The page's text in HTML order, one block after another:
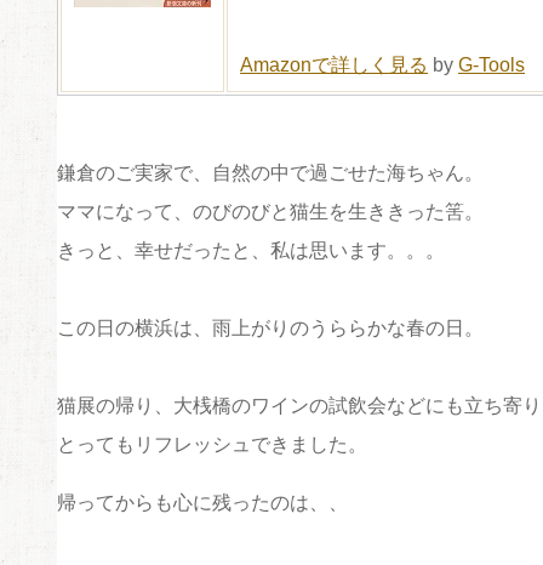
Amazonで詳しく見る by G-Tools
鎌倉のご実家で、自然の中で過ごせた海ちゃん。
ママになって、のびのびと猫生を生ききった筈。
きっと、幸せだったと、私は思います。。。
この日の横浜は、雨上がりのうららかな春の日。
猫展の帰り、大桟橋のワインの試飲会などにも立ち寄
とってもリフレッシュできました。
帰ってからも心に残ったのは、、